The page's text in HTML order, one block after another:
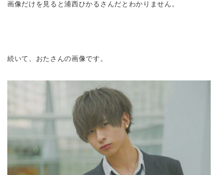
画像だけを見ると浦西ひかるさんだとわかりません。
続いて、おたさんの画像です。